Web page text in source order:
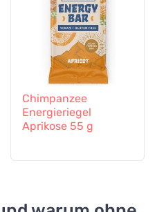
Chimpanzee
Energieriegel
Aprikose 55 g